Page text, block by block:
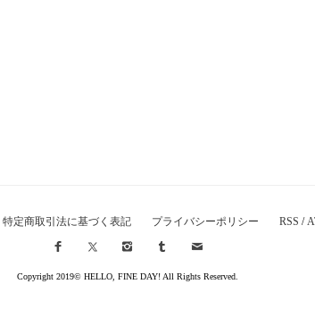
特定商取引法に基づく表記 プライバシーポリシー RSS /
Copyright 2019© HELLO, FINE DAY! All Rights Reserved.